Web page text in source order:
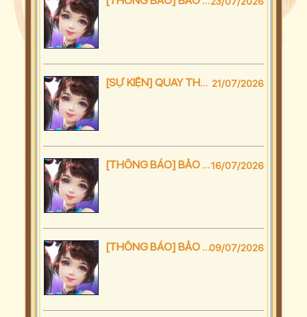
[SỰ KIỆN] QUAY THƯỞNG CUỒNG HOAN 21/07/2026
[THÔNG BÁO] BẢO TRÌ NÂNG CẤP MÁY CHỦ16/07/2026
[THÔNG BÁO] BẢO TRÌ GỘP SERVER09/07/2026